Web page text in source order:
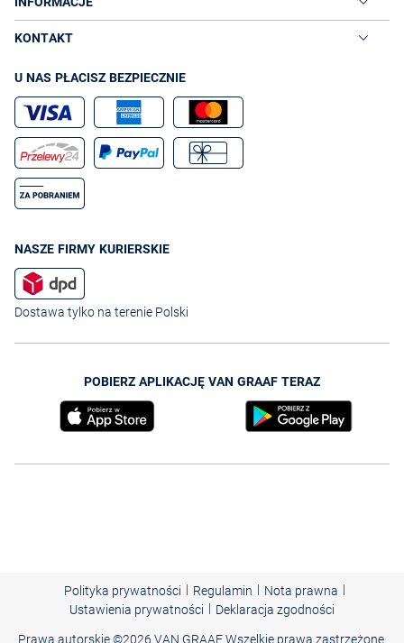
KONTAKT
U NAS PŁACISZ BEZPIECZNIE
NASZE FIRMY KURIERSKIE
Dostawa tylko na terenie Polski
POBIERZ APLIKACJĘ VAN GRAAF TERAZ
Polityka prywatności | Regulamin | Nota prawna |
Ustawienia prywatności | Deklaracja zgodności
Prawa autorskie ©2026 VAN GRAAF Wszelkie prawa zastrzeżone.